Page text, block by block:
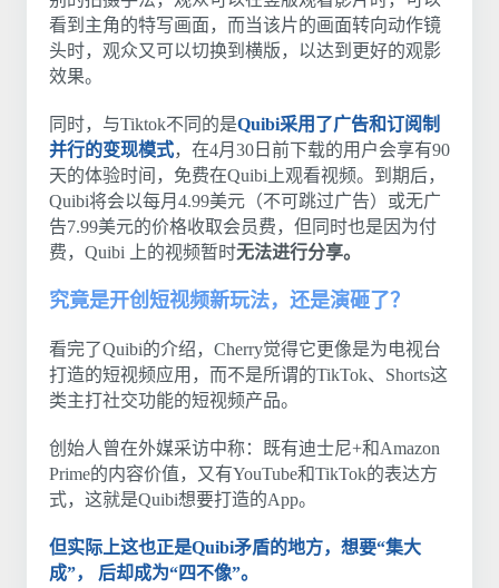
看到主角的特写画面，而当该片的画面转向动作镜
头时，观众又可以切换到横版，以达到更好的观影
效果。
同时，与Tiktok不同的是Quibi采用了广告和订阅制
并行的变现模式，在4月30日前下载的用户会享有90
天的体验时间，免费在Quibi上观看视频。到期后，
Quibi将会以每月4.99美元（不可跳过广告）或无广
告7.99美元的价格收取会员费，但同时也是因为付
费，Quibi 上的视频暂时无法进行分享。
究竟是开创短视频新玩法，还是演砸了？
看完了Quibi的介绍，Cherry觉得它更像是为电视台
打造的短视频应用，而不是所谓的TikTok、Shorts这
类主打社交功能的短视频产品。
创始人曾在外媒采访中称：既有迪士尼+和Amazon
Prime的内容价值，又有YouTube和TikTok的表达方
式，这就是Quibi想要打造的App。
但实际上这也正是Quibi矛盾的地方，想要“集大
成”， 后却成为“四不像”。